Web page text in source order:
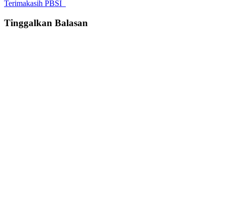
Terimakasih PBSI
Tinggalkan Balasan